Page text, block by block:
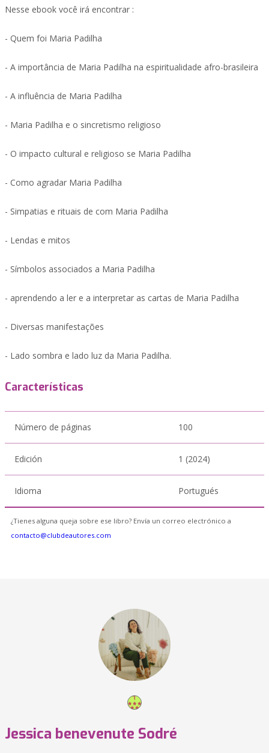
Nesse ebook você irá encontrar :
- Quem foi Maria Padilha
- A importância de Maria Padilha na espiritualidade afro-brasileira
- A influência de Maria Padilha
- Maria Padilha e o sincretismo religioso
- O impacto cultural e religioso se Maria Padilha
- Como agradar Maria Padilha
- Simpatias e rituais de com Maria Padilha
- Lendas e mitos
- Símbolos associados a Maria Padilha
- aprendendo a ler e a interpretar as cartas de Maria Padilha
- Diversas manifestações
- Lado sombra e lado luz da Maria Padilha.
Características
Número de páginas 100
Edición 1 (2024)
Idioma Portugués
¿Tienes alguna queja sobre ese libro? Envía un correo electrónico a
contacto@clubdeautores.com
Jessica benevenute Sodré